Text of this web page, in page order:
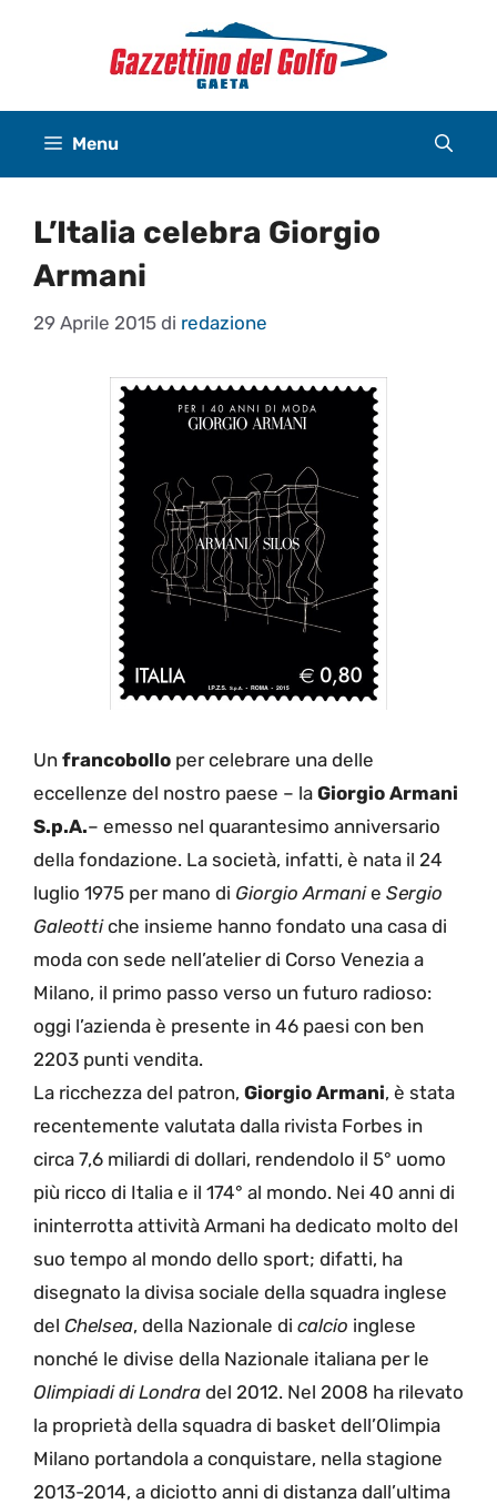
Menu
L’Italia celebra Giorgio
Armani
29 Aprile 2015 di redazione
Un francobollo per celebrare una delle
eccellenze del nostro paese – la Giorgio Armani
S.p.A.– emesso nel quarantesimo anniversario
della fondazione. La società, infatti, è nata il 24
luglio 1975 per mano di Giorgio Armanie Sergio
Galeottiche insieme hanno fondato una casa di
moda con sede nell’atelier di Corso Venezia a
Milano, il primo passo verso un futuro radioso:
oggi l’azienda è presente in 46 paesi con ben
2203 punti vendita.
La ricchezza del patron, Giorgio Armani, è stata
recentemente valutata dalla rivista Forbes in
circa 7,6 miliardi di dollari, rendendolo il 5° uomo
più ricco di Italia e il 174° al mondo. Nei 40 anni di
ininterrotta attività Armani ha dedicato molto del
suo tempo al mondo dello sport; difatti, ha
disegnato la divisa sociale della squadra inglese
del Chelsea, della Nazionale di calcio inglese
nonché le divise della Nazionale italiana per le
Olimpiadi di Londra del 2012. Nel 2008 ha rilevato
la proprietà della squadra di basket dell’Olimpia
Milano portandola a conquistare, nella stagione
2013-2014, a diciotto anni di distanza dall’ultima